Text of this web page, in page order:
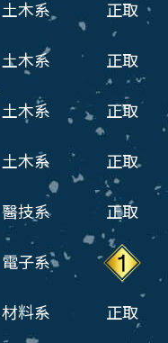
土木系 正取
土木系 正取
土木系 正取
土木系 正取
醫技系 正取
電子系
材料系 正取